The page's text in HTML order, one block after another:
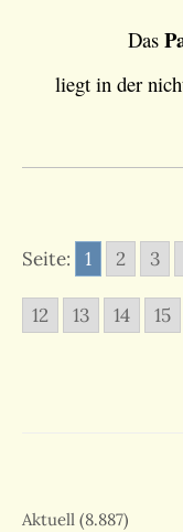
Das
liegt in der
Seite: 1 2 3
12 13 14 15
Aktuell (8.887)